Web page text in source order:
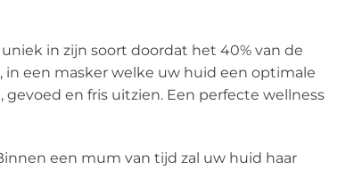
in zijn soort doordat het 40% van de
in een masker welke uw huid een optimale
en fris uitzien. Een perfecte wellness
een mum van tijd zal uw huid haar